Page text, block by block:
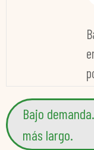
Bajo
más largo.